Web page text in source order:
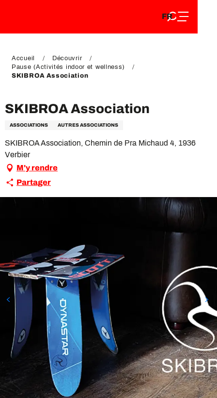
DE
FR
EN
Accueil
Découvrir
Pause (Activités indoor et wellness)
SKIBROA Association
SKIBROA Association
ASSOCIATIONS AUTRES ASSOCIATIONS
SKIBROA Association, Chemin de Pra Michaud 4, 1936
Verbier
M'y rendre
Partager